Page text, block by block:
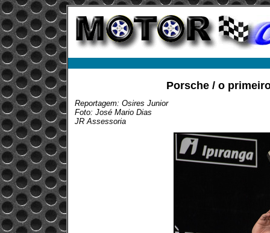
Porsche / o
Reportagem: Osires Junior
Foto: José Mario Dias
JR Assessoria